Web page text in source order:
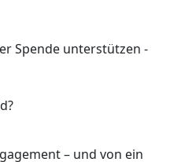
Spende unterstützen -
– und von ein